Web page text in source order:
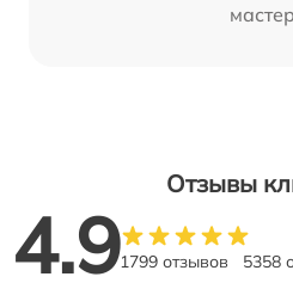
Отзывы
4.91799 отзывов 5358